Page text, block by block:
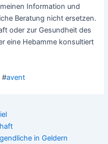
Information und
Beratung nicht ersetzen.
oder zur Gesundheit des
eine Hebamme konsultiert
#avent
in Geldern